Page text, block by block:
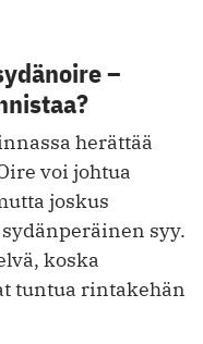
–
herättää
voi johtua
joskus
syy.
koska
tuntua rintakehän